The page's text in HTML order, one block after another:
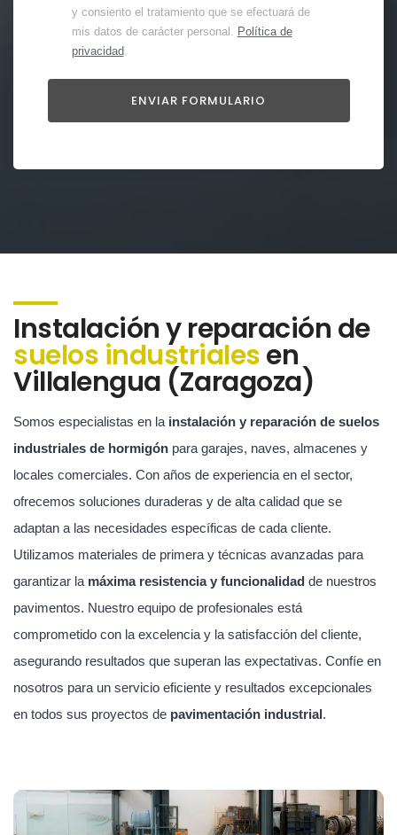
y consiento el tratamiento que se efectuará de
mis datos de carácter personal. Política de
privacidad.
Instalación y reparación de
suelos industrialesen
Villalengua (Zaragoza)
Somos especialistas en la instalación y reparación de suelos
industriales de hormigón para garajes, naves, almacenes y
locales comerciales. Con años de experiencia en el sector,
ofrecemos soluciones duraderas y de alta calidad que se
adaptan a las necesidades específicas de cada cliente.
Utilizamos materiales de primera y técnicas avanzadas para
garantizar la máxima resistencia y funcionalidad de nuestros
pavimentos. Nuestro equipo de profesionales está
comprometido con la excelencia y la satisfacción del cliente,
asegurando resultados que superan las expectativas. Confíe en
nosotros para un servicio eficiente y resultados excepcionales
en todos sus proyectos de pavimentación industrial.